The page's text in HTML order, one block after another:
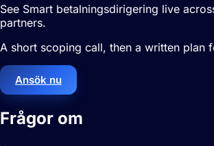
See Smart betalningsdirigering live
partners.
A short scoping call, then a written plan
Ansök nu
Frågor om